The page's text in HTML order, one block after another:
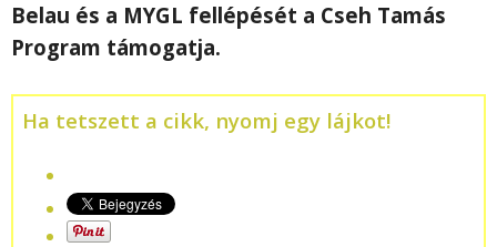
Belau és a MYGL fellépését a Cseh Tamás
Program támogatja.
Ha tetszett a cikk, nyomj egy lájkot!